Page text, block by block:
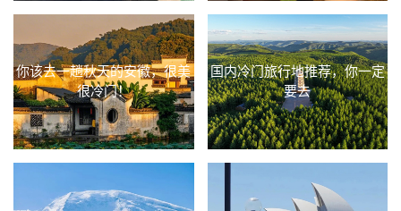
你该去一趟秋天的安徽，很美
很冷门！
国内冷门旅行地推荐，你一定
要去